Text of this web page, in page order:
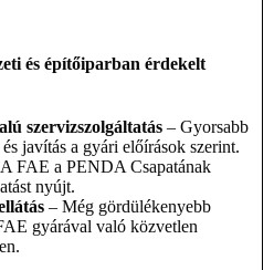
és építőiparban érdekelt
szervizszolgáltatás – Gyorsabb
javítás a gyári előírások szerint.
FAE a PENDA Csapatának
nyújt.
– Még gördülékenyebb
gyárával való közvetlen